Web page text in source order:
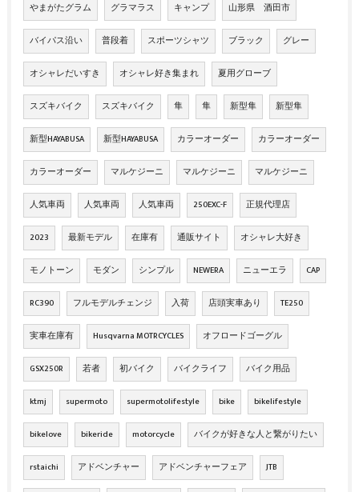
やまがたグラム グラマラス キャンプ 山形県 酒田市
バイパス沿い 普段着 スポーツシャツ ブラック グレー
オシャレだいすき オシャレ好き集まれ 夏用グローブ
スズキバイク スズキバイク 隼 隼 新型隼 新型隼
新型HAYABUSA 新型HAYABUSA カラーオーダー カラーオーダー
カラーオーダー マルケジーニ マルケジーニ マルケジーニ
人気車両 人気車両 人気車両 250EXC-F 正規代理店
2023 最新モデル 在庫有 通販サイト オシャレ大好き
モノトーン モダン シンプル NEWERA ニューエラ CAP
RC390 フルモデルチェンジ 入荷 店頭実車あり TE250
実車在庫有 Husqvarna MOTRCYCLES オフロードゴーグル
GSX250R 若者 初バイク バイクライフ バイク用品
ktmj supermoto supermotolifestyle bike bikelifestyle
bikelove bikeride motorcycle バイクが好きな人と繋がりたい
rstaichi アドベンチャー アドベンチャーフェア JTB